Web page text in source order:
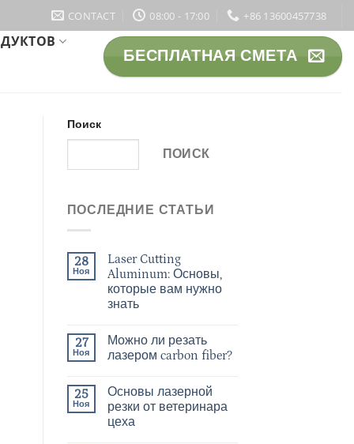
CONTACT 08:00 - 17:00 +86 13600457738
БЕСПЛАТНАЯ СМЕТА
Поиск
ПОИСК
ПОСЛЕДНИЕ СТАТЬИ
28
Ноя
Laser Cutting
Aluminum: Основы,
которые вам нужно
знать
27
Ноя
Можно ли резать
лазером carbon fiber?
25
Ноя
Основы лазерной
резки от ветеринара
цеха